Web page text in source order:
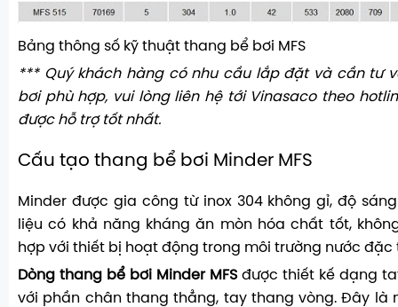
Bảng thông số kỹ thuật thang bể bơi MFS
*** Quý khách hàng có nhu cầu lắp đặt và cần tư
bơi phù hợp, vui lòng liên hệ tới Vinasaco theo hotline
được hỗ trợ tốt nhất.
Cấu tạo thang bể bơi Minder MFS
Minder được gia công từ inox 304 không gỉ, độ
liệu có khả năng kháng ăn mòn hóa chất tốt,
hợp với thiết bị hoạt động trong môi trường nước đặc
Dòng thang bể bơi Minder MFSđược thiết kế dạng
với phần chân thang thẳng, tay thang vòng. Đây là